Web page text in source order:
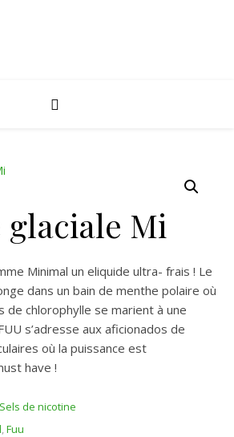
Mi
Minimal un eliquide ultra- frais ! Le
dans un bain de menthe polaire où
de chlorophylle se marient à une
s’adresse aux aficionados de
où la puissance est
have !
Sels de nicotine
,Fuu